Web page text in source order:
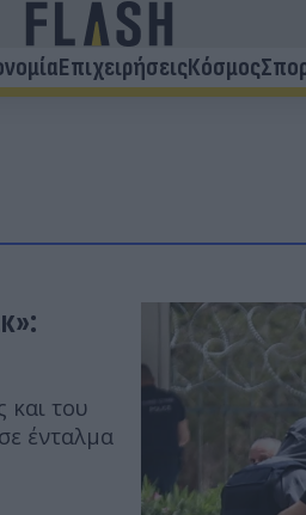
ΕπιχειρήσειςΚόσμος
και του
ένταλμα